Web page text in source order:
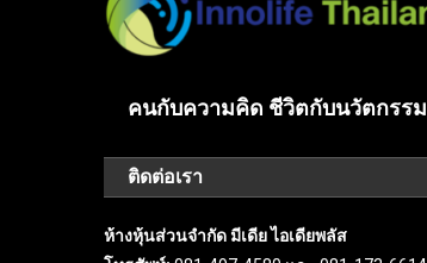
คนกับความคิด ชีวิตกับนวัตกรรม
ติดต่อเรา
ห้างหุ้นส่วนจำกัด มีเดีย ไอเดียพลัส